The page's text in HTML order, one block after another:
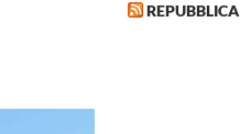
REPUBBLICA